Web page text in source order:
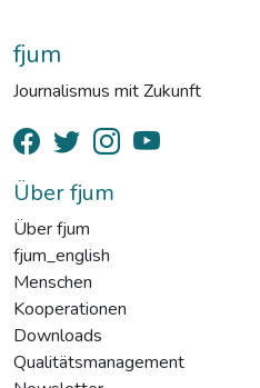
fjum
Journalismus mit Zukunft
Über fjum
Über fjum
fjum_english
Menschen
Kooperationen
Downloads
Qualitätsmanagement